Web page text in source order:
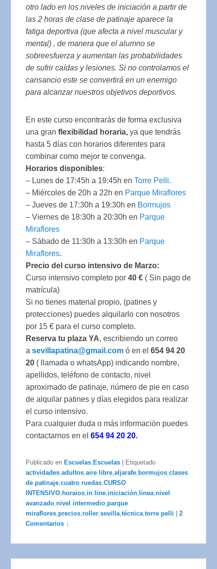
otro lado en los niveles de iniciación a partir de
las 2 horas de clase de patinaje aparece la
fatiga deportiva (que afecta a nivel muscular y
mental) , de manera que el alumno se
sobreesfuerza y aumentan las probabilidades
de sufrir caídas y lesiones. Si no controlamos el
cansancio este se convertirá en un enemigo
para alcanzar nuestros objetivos deportivos.
En este curso encontrarás de forma exclusiva
una granflexibilidad horaria, ya que tendrás
hasta 5 días con horarios diferentes para
combinar como mejor te convenga.
Horarios disponibles:
– Lunes de 17:45h a 19:45h enTorre Pelli.
– Miércoles de 20h a 22h en Parque Miraflores
– Jueves de 17:30h a 19:30h en Bormujos
– Viernes de 18:30h a 20:30h en Parque
Miraflores
– Sábado de 11:30h a 13:30h en Parque
Miraflores.
Precio del curso intensivo de Marzo:
Curso intensivo completo por40 € ( Sin pago de
matrícula)
Si no tienes material propio, (patines y
protecciones) puedes alquilarlo con nosotros
por 15 € para el curso completo.
Reserva tu plaza YA, escribiendo un correo
a sevillapatina@gmail.com ó en el654 94 20
20 ( llamada o whatsApp) indicando nombre,
apellidos, teléfono de contacto, nivel
aproximado de patinaje, número de pie en caso
de alquilar patines y días elegidos para realizar
el curso intensivo.
Para cualquier duda o más información puedes
contactarnos en el654 94 20 20.
Publicado en Escuelas Escuelas
Etiquetado
actividades ,adultos ,aire libre ,aljarafe bormujos ,clases
de patinaje ,cuatro ruedas ,CURSO
INTENSIVO horaios in line iniciación linea ,nivel
avanzado ,nivel intermedio ,parque
miraflores ,precios ,roller ,sevilla ,técnica ,torre pelli |2
Comentarios ↓